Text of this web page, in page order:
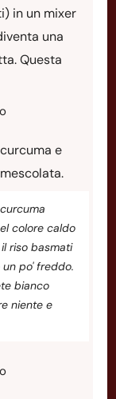
in un mixer
una
Questa
e
colore caldo
riso basmati
po' freddo.
bianco
niente e